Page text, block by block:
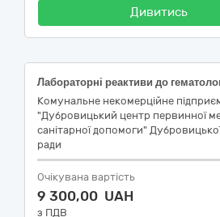
Дивитись
Комунальне некомерційне
"Дубровицький центр первинної
санітарної допомоги" Дубровицької
ради
Очікувана вартість
9 300,00 UAH
з ПДВ